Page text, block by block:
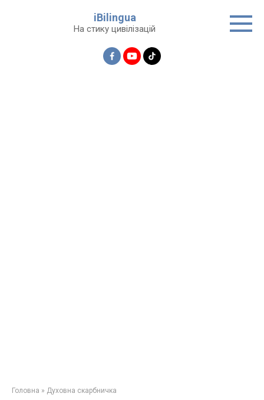
iBilingua
На стику цивілізацій
Головна » Духовна скарбничка